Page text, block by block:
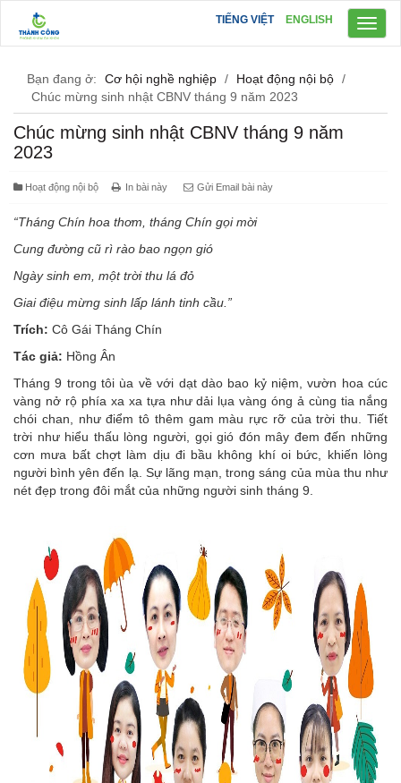
TIẾNG VIỆT ENGLISH
Bạn đang ở: Cơ hội nghề nghiệp / Hoạt động nội bộ /
Chúc mừng sinh nhật CBNV tháng 9 năm 2023
Chúc mừng sinh nhật CBNV tháng 9 năm
2023
Hoạt động nội bộ In bài này Gửi Email bài này
“Tháng Chín hoa thơm, tháng Chín gọi mời
Cung đường cũ rì rào bao ngọn gió
Ngày sinh em, một trời thu lá đỏ
Giai điệu mừng sinh lấp lánh tinh cầu.”
Trích: Cô Gái Tháng Chín
Tác giả: Hồng Ân
Tháng 9 trong tôi ùa về với dạt dào bao kỷ niệm, vườn hoa cúc
vàng nở rộ phía xa xa tựa như dải lụa vàng óng ả cùng tia nắng
chói chan, như điểm tô thêm gam màu rực rỡ của trời thu. Tiết
trời như hiểu thấu lòng người, gọi gió đón mây đem đến những
cơn mưa bất chợt làm dịu đi bầu không khí oi bức, khiến lòng
người bình yên đến lạ. Sự lãng mạn, trong sáng của mùa thu như
nét đẹp trong đôi mắt của những người sinh tháng 9.